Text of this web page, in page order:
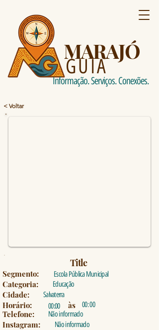
MARAJÓ
GUIA
Informação. Serviços. Conexões.
< Voltar
Title
Segmento: Escola Pública Municipal
Categoria: Educação
Cidade: Salvaterra
Horário: 00:00 às 00: 00
Telefone: Não informado
Instagram: Não informado